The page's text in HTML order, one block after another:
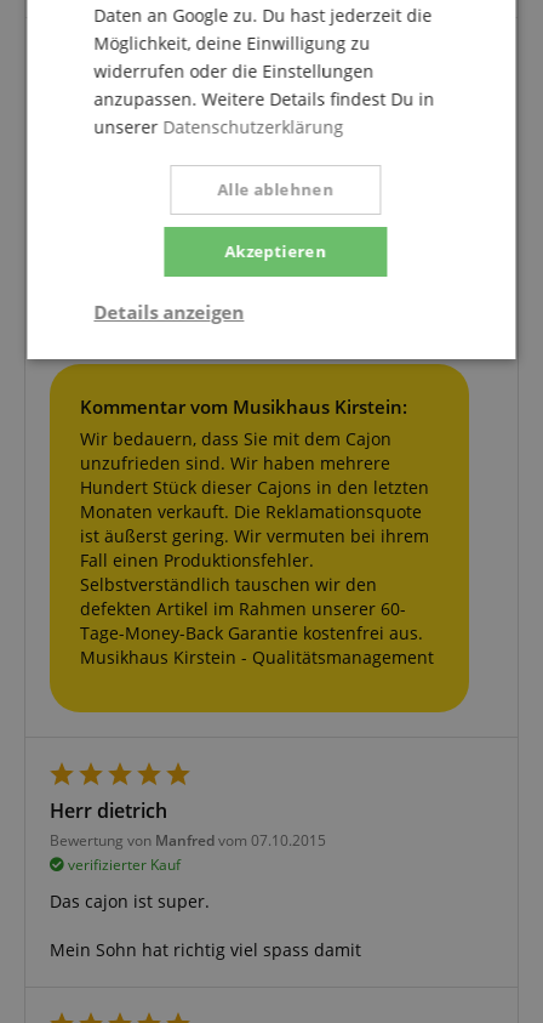
Totale Enttäuschung
Bewertung vonRüdigervom 08.12.2016
Ich habe noch kein so schlecht klingendes Cajon
miserabel und auf dem Gehäuse befinden sich viele
einlackierte Farbflecke. Kann ich nur davon abraten.
Selbst ein Stern ist hierfür noch zu viel. Null geht ja
leider nicht. Das wäre die passende Bewertung für
diesen Artikel.
Kommentar vom Musikhaus Kirstein:
Wir bedauern, dass Sie mit dem Cajon
unzufrieden sind. Wir haben mehrere
Hundert Stück dieser Cajons in den letzten
Monaten verkauft. Die Reklamationsquote
ist äußerst gering. Wir vermuten bei ihrem
Fall einen Produktionsfehler.
Selbstverständlich tauschen wir den
defekten Artikel im Rahmen unserer 60-
Tage-Money-Back Garantie kostenfrei aus.
Musikhaus Kirstein - Qualitätsmanagement
Herr dietrich
Bewertung von Manfredvom 07.10.2015
verifizierter Kauf
Das cajon ist super.
Mein Sohn hat richtig viel spass damit
Daten an Google zu. Du hast jederzeit die
Möglichkeit, deine Einwilligung zu
widerrufen oder die Einstellungen
anzupassen. Weitere Details findest Du in
unserer Datenschutzerklärung
Akzeptieren
Alle ablehnen
Details anzeigen
Notwendig Statistik Marketing
Funktional
Notwendig Statistik
Marketing
Funktional
Einkaufs-Funktionen bereitzustellen, das Einkaufen
bei uns sicher zu machen und um Betrug zu
verhindern. Immer eingeschaltet.
Cookie
FPGSID
amazon-pay-connectedAuth